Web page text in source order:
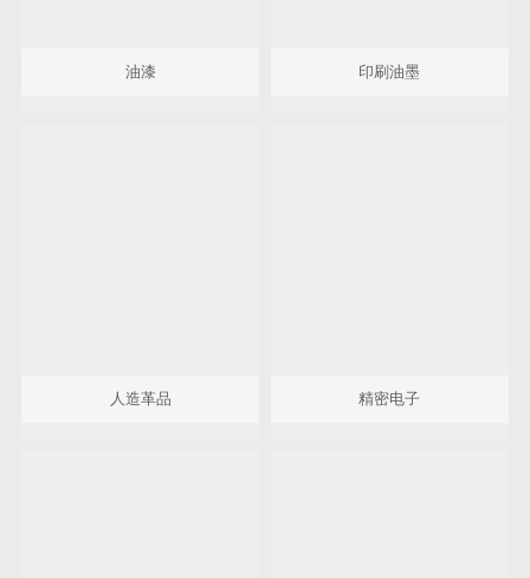
油漆 印刷油墨
人造革品 精密电子